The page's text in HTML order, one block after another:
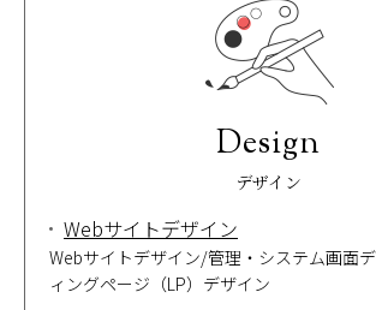
Design
デザイン
Webサイトデザイン
Webサイトデザイン/管理・システム画面
ィングページ（LP）デザイン